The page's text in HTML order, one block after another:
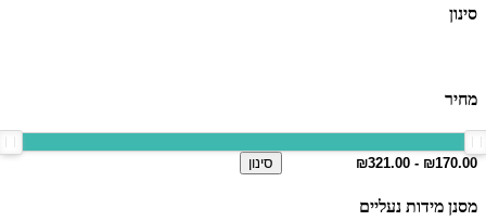
סינון
מחיר
סינון
מסנן מידות נעליים